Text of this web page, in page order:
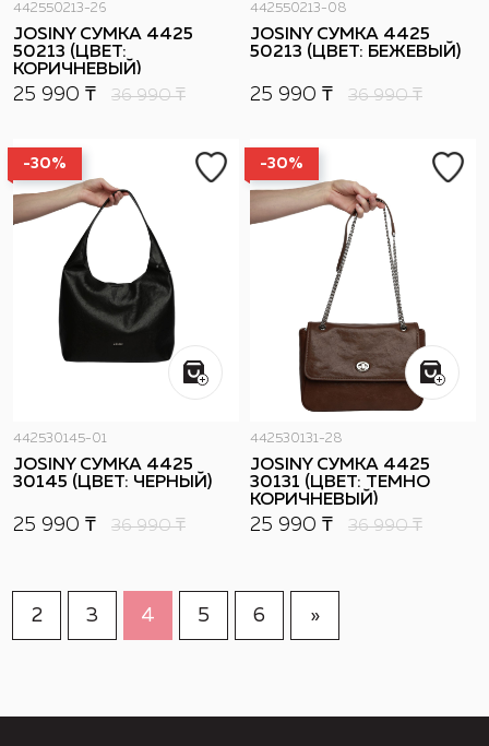
442550213-26
JOSINY СУМКА 4425
50213 (ЦВЕТ:
КОРИЧНЕВЫЙ)
25 990 ₸ 36 990₸
442550213-08
JOSINY СУМКА 4425
50213 (ЦВЕТ: БЕЖЕВЫЙ)
25 990 ₸ 36 990₸
-30%
442530145-01
JOSINY СУМКА 4425
30145 (ЦВЕТ: ЧЕРНЫЙ)
25 990 ₸ 36 990₸
-30%
442530131-28
JOSINY СУМКА 4425
30131 (ЦВЕТ: ТЕМНО
КОРИЧНЕВЫЙ)
25 990 ₸ 36 990₸
2 3 4 5 6 »